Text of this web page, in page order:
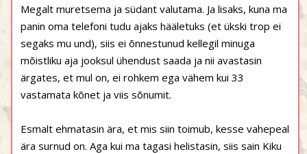
Megalt muretsema ja südant valutama. Ja lisaks, kuna ma
panin oma telefoni tudu ajaks hääletuks (et ükski trop ei
segaks mu und), siis ei õnnestunud kellegil minuga
mõistliku aja jooksul ühendust saada ja nii avastasin
ärgates, et mul on, ei rohkem ega vähem kui 33
vastamata kõnet ja viis sõnumit.
Esmalt ehmatasin ära, et mis siin toimub, kesse vahepeal
ära surnud on. Aga kui ma tagasi helistasin, siis sain Kiku